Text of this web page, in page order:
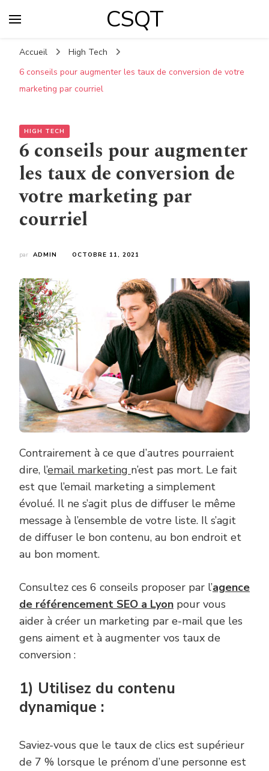
CSQT
Accueil
High Tech
6 conseils pour augmenter les taux de conversion de votre
marketing par courriel
HIGH TECH
6 conseils pour augmenter
les taux de conversion de
votre marketing par
courriel
par ADMIN OCTOBRE 11, 2021
Contrairement à ce que d’autres pourraient
dire, l’email marketing n’est pas mort. Le fait
est que l’email marketing a simplement
évolué. Il ne s’agit plus de diffuser le même
message à l’ensemble de votre liste. Il s’agit
de diffuser le bon contenu, au bon endroit et
au bon moment.
Consultez ces 6 conseils proposer par l’agence
de référencement SEO a Lyon pour vous
aider à créer un marketing par e-mail que les
gens aiment et à augmenter vos taux de
conversion :
1) Utilisez du contenu
dynamique :
Saviez-vous que le taux de clics est supérieur
de 7 % lorsque le prénom d’une personne est